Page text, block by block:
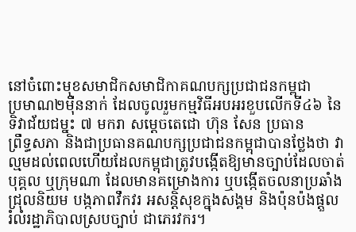
នៅចំពោះមុខសមាជិកសមាជិកាគណបក្សប្រជាជនកម្ពុជា
ប្រមាណ២ម៉ឺននាក់ ដែលចូលរួមកម្មវិធីអបអរខួបលើកទី៤៦ នៃ
ទិវាជ័យជម្នះ ៧ មករា សម្តេចតេជោ ហ៊ុន សែន ប្រធាន
ព្រឹទ្ធសភា និងជាប្រធានគណបក្សប្រជាជនកម្ពុជាបានថ្លែងថា វា
ល្មមដល់ពេលហើយដែលកម្ពុជាត្រូវបង្កើតឱ្យមានច្បាប់ដែលចាត់
បុគ្គល ឬក្រុមណា ដែលមានគម្រោងការ ឬបង្កើតចលនាប្រឆាំង
ជ្រុលនិយម បង្កភាពវឹកវរ អសន្តិសុខក្នុងសង្គម និងប៉ុនប៉ងផ្តួល
រំលំរដ្ឋាភិបាលស្របច្បាប់ ជាភេរវករ។